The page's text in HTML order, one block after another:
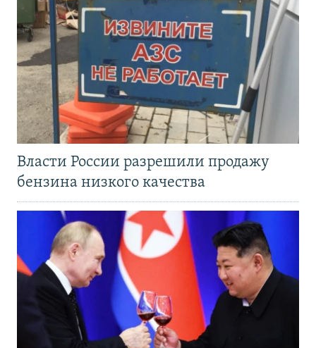
Власти России разрешили продажу
бензина низкого качества